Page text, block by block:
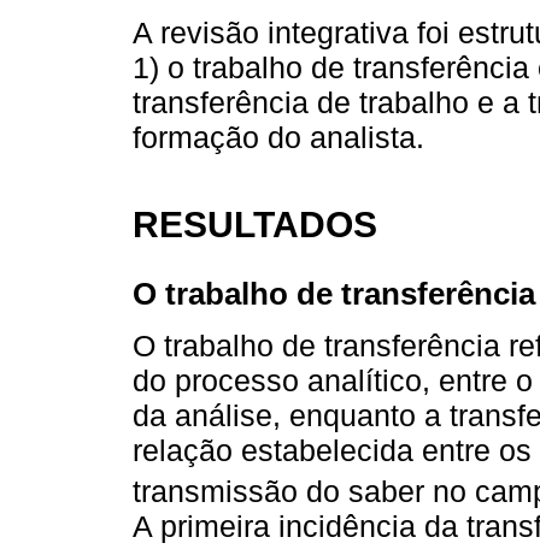
A revisão integrativa foi
1) o trabalho de
transferência de trabalho e a
formação do analista.
RESULTADOS
O trabalho de
O trabalho de transferência
do processo analítico, entre
da análise, enquanto a
relação estabelecida entre
transmissão do saber no
A primeira incidência da